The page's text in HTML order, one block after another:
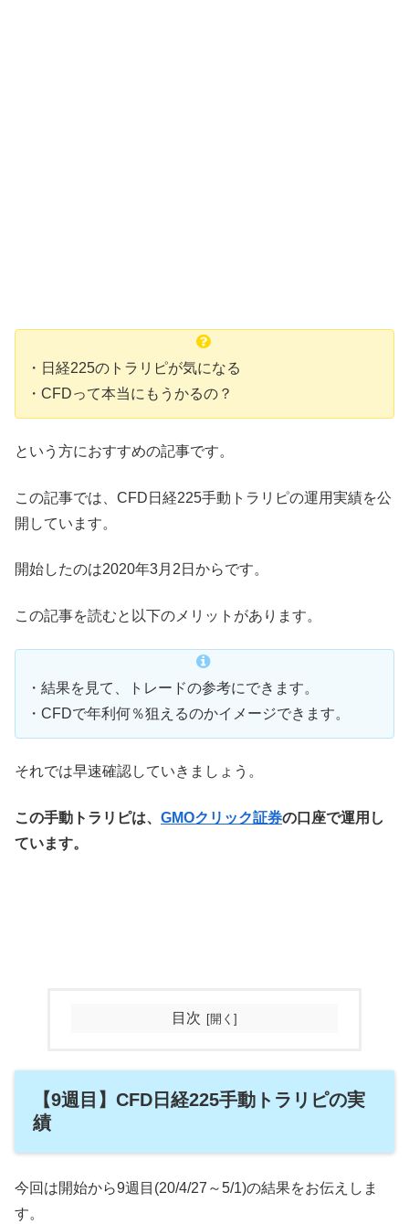
・日経225のトラリピが気になる
・CFDって本当にもうかるの？
という方におすすめの記事です。
この記事では、CFD日経225手動トラリピの運用実績を公
開しています。
開始したのは2020年3月2日からです。
この記事を読むと以下のメリットがあります。
・結果を見て、トレードの参考にできます。
・CFDで年利何％狙えるのかイメージできます。
それでは早速確認していきましょう。
この手動トラリピは、 GMOクリック証券の口座で運用し
ています。
目次
【9週目】CFD日経225手動トラリピの実
績
今回は開始から9週目(20/4/27～5/1)の結果をお伝えしま
す。